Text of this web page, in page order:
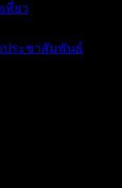
ที่ยว
ประชาสัมพันธ์